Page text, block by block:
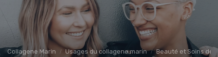
Collagene Marin Usages du collagene marin Beauté et Soins de